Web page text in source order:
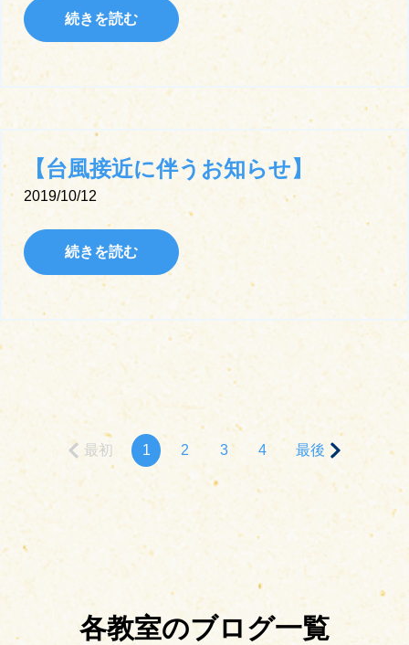
続きを読む
【台風接近に伴うお知らせ】
2019/10/12
続きを読む
最初 1 2 3 4 最後
各教室のブログ一覧